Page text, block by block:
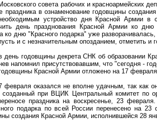
совета рабочих и красноармейских
праздника в ознаменование годовщины
устройство дня Красной Армии в
день празднования Красной Армии ко
ко дню "Красного подарка" уже
и с незначительным опозданием, отметить и
день годовщины декрета СНК об образовании
напомнил присутствовавшим, что "сегодня -
Красной Армии отложено на 17
оказался не вполне удачным, так как
созданный при ВЦИК Центральный комитет по
праздника на воскресенье, 23
подарка по всей России перенесено на
создания Красной Армии, исполнившейся 28